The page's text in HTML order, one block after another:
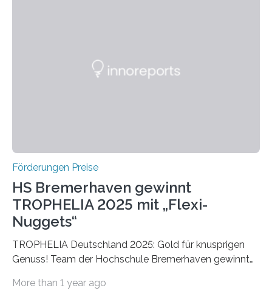
Foundation, des BIAL Award in Biomedicine ist in
Förderungen Preise
HS Bremerhaven gewinnt
TROPHELIA 2025 mit „Flexi-
Nuggets“
TROPHELIA Deutschland 2025: Gold für knusprigen
Genuss! Team der Hochschule Bremerhaven gewinnt
ECOTROPHELIAMit der Produktidee “Flexi-Nuggets”
More than 1 year ago